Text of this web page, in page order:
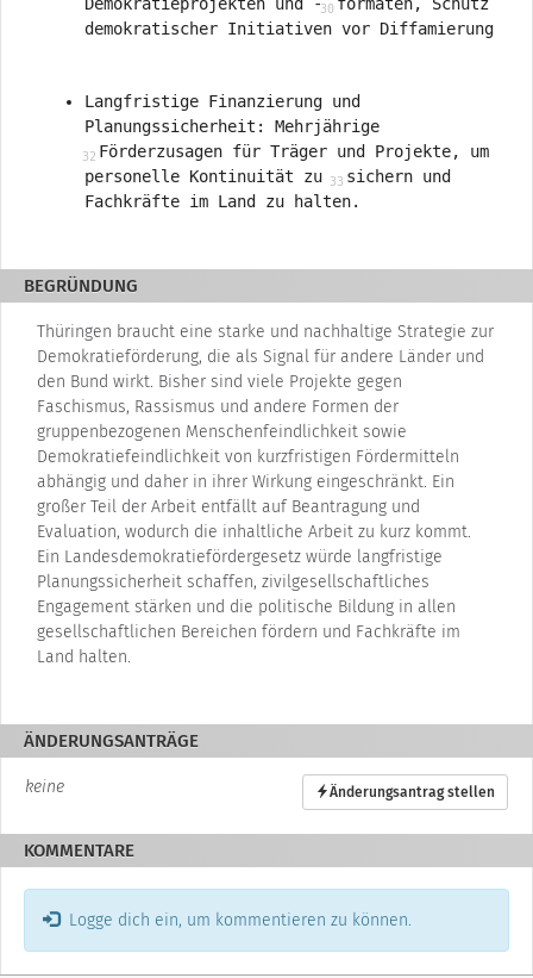
Demokratieprojekten und -
formaten, Schutz
demokratischer Initiativen vor Diffamierung
Langfristige Finanzierung und
Planungssicherheit: Mehrjährige
Förderzusagen für Träger und Projekte, um
personelle Kontinuität zu
sichern und
Fachkräfte im Land zu halten.
BEGRÜNDUNG
Thüringen braucht eine starke und nachhaltige Strategie zur
Demokratieförderung, die als Signal für andere Länder und
den Bund wirkt. Bisher sind viele Projekte gegen
Faschismus, Rassismus und andere Formen der
gruppenbezogenen Menschenfeindlichkeit sowie
Demokratiefeindlichkeit von kurzfristigen Fördermitteln
abhängig und daher in ihrer Wirkung eingeschränkt. Ein
großer Teil der Arbeit entfällt auf Beantragung und
Evaluation, wodurch die inhaltliche Arbeit zu kurz kommt.
Ein Landesdemokratiefördergesetz würde langfristige
Planungssicherheit schaffen, zivilgesellschaftliches
Engagement stärken und die politische Bildung in allen
gesellschaftlichen Bereichen fördern und Fachkräfte im
Land halten.
ÄNDERUNGSANTRÄGE
Änderungsantrag stellen
keine
KOMMENTARE
Logge dich ein, um kommentieren zu können.